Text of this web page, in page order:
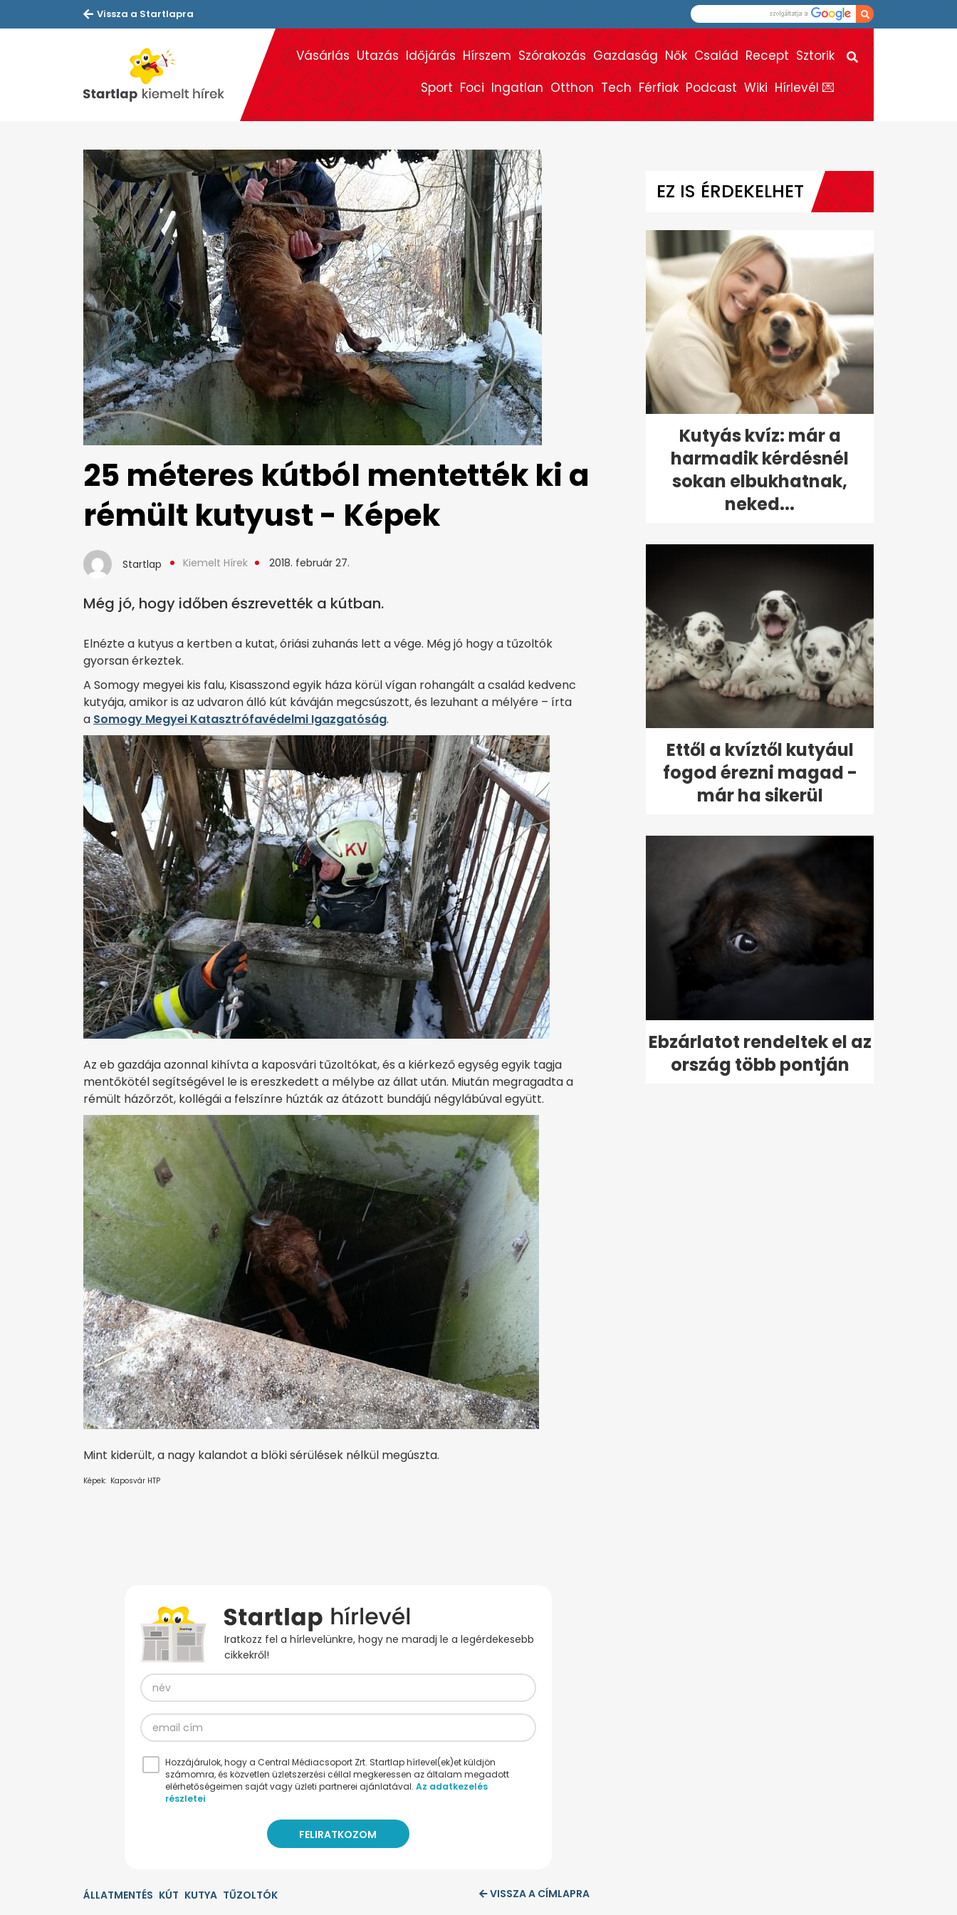
Vissza a Startlapra
Vásárlás Utazás Időjárás Hírszem Szórakozás Gazdaság Nők Család Recept Sztorik
Sport Foci Ingatlan Otthon Tech Férfiak Podcast Wiki Hírlevél 💌
25 méteres kútból mentették ki a
rémült kutyust - Képek
Startlap Kiemelt Hírek 2018. február 27.
Még jó, hogy időben észrevették a kútban.
Elnézte a kutyus a kertben a kutat, óriási zuhanás lett a vége. Még jó hogy a tűzoltók
gyorsan érkeztek.
A Somogy megyei kis falu, Kisasszond egyik háza körül vígan rohangált a család kedvenc
kutyája, amikor is az udvaron álló kút káváján megcsúszott, és lezuhant a mélyére – írta
a Somogy Megyei Katasztrófavédelmi Igazgatóság.
Az eb gazdája azonnal kihívta a kaposvári tűzoltókat, és a kiérkező egység egyik tagja
mentőkötél segítségével le is ereszkedett a mélybe az állat után. Miután megragadta a
rémült házőrzőt, kollégái a felszínre húzták az átázott bundájú négylábúval együtt.
Mint kiderült, a nagy kalandot a blöki sérülések nélkül megúszta.
Képek: Kaposvár HTP
Iratkozz fel a hírlevelünkre, hogy ne maradj le a legérdekesebb
cikkekről!
Hozzájárulok, hogy a Central Médiacsoport Zrt. Startlap hírlevel(ek)et küldjön
számomra, és közvetlen üzletszerzési céllal megkeressen az általam megadott
elérhetőségeimen saját vagy üzleti partnerei ajánlatával. Az adatkezelés
részletei
ÁLLATMENTÉS KÚT KUTYA TŰZOLTÓK VISSZA A CÍMLAPRA
EZ IS ÉRDEKELHET
Kutyás kvíz: már a
harmadik kérdésnél
sokan elbukhatnak,
neked...
Ettől a kvíztől kutyául
fogod érezni magad -
már ha sikerül
Ebzárlatot rendeltek el az
ország több pontján